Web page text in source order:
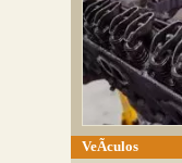
VeÃ­culos